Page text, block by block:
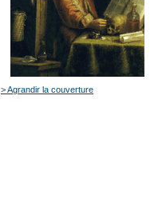
> Agrandir la couverture